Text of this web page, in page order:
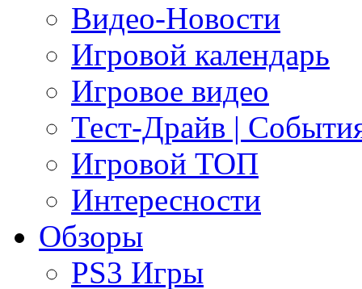
Видео-Новости
Игровой календарь
Игровое видео
Тест-Драйв |
Игровой ТОП
Интересности
Обзоры
PS3 Игры